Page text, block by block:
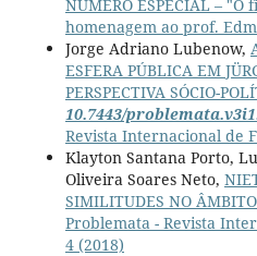
NÚMERO ESPECIAL – "O
homenagem ao prof.
Jorge Adriano Lubenow,
ESFERA PÚBLICA EM
PERSPECTIVA SÓCIO-
10.7443/
Revista Internacional de
Klayton Santana Porto,
Oliveira Soares Neto,
SIMILITUDES NO
Problemata - Revista
4 (2018)